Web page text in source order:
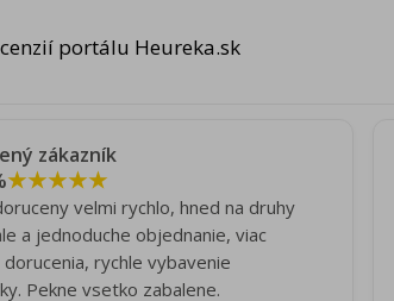
portálu Heureka.sk
zákazník
★★★★★
velmi rychlo, hned na druhy
a jednoduche objednanie, viac
rychle vybavenie
Pekne vsetko zabalene.